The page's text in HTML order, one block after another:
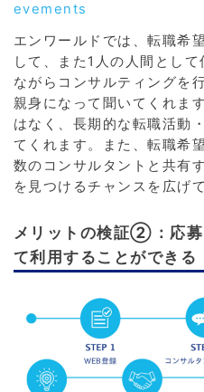
evements
エンワールドでは、転職希
して、また1人の人間とし
ながらコンサルティングを
親身になって聞いてくれま
はなく、長期的な転職活動
てくれます。また、転職希
数のコンサルタントと共有
を見つけるチャンスを広げ
メリットの検証②：応募
て利用することができる